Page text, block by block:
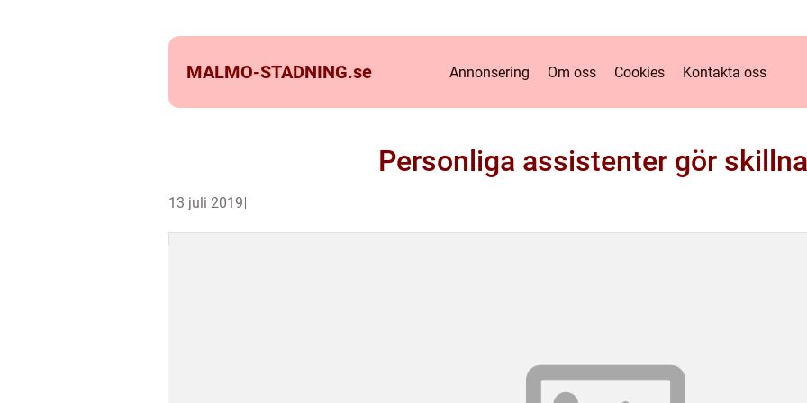
MALMO-STADNING.se Annonsering Om oss Cookies Kontakta oss
Personliga assistenter gör
13 juli 2019